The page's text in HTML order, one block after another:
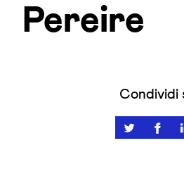
Pereire
Condividi